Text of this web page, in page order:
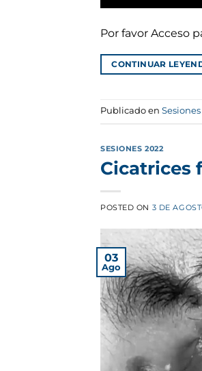
Por favor Acceso
CONTINUAR
Publicado en Sesiones
SESIONES 2022
Cicatrices
POSTED ON 3 DE
03
Ago